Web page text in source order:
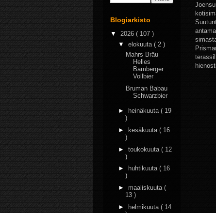
Blogiarkisto
▼ 2026 ( 107 )
▼ elokuuta ( 2 )
Mahrs Bräu
Helles
Bamberger
Vollbier
Bruman Babau
Schwarzbier
► heinäkuuta ( 19
)
►
kesäkuuta ( 16
)
► toukokuuta ( 12
)
►
huhtikuuta ( 16
)
► maaliskuuta (
13 )
►
helmikuuta ( 14